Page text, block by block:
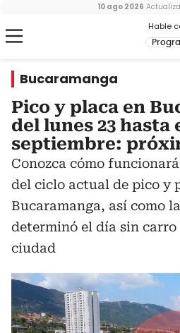
Hable
10 ago 2026
Bucaramanga
Pico y placa en
del lunes 23 hasta
septiembre:
Conozca cómo
del ciclo actual de pico y
Bucaramanga, así como
determinó el día sin carro
ciudad